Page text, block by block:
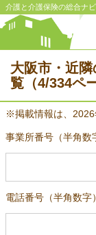
介護と介護保険の総合
大阪市・近
覧（4/334ペ
※掲載情報は、2026
事業所番号（半角数
電話番号（半角数字）